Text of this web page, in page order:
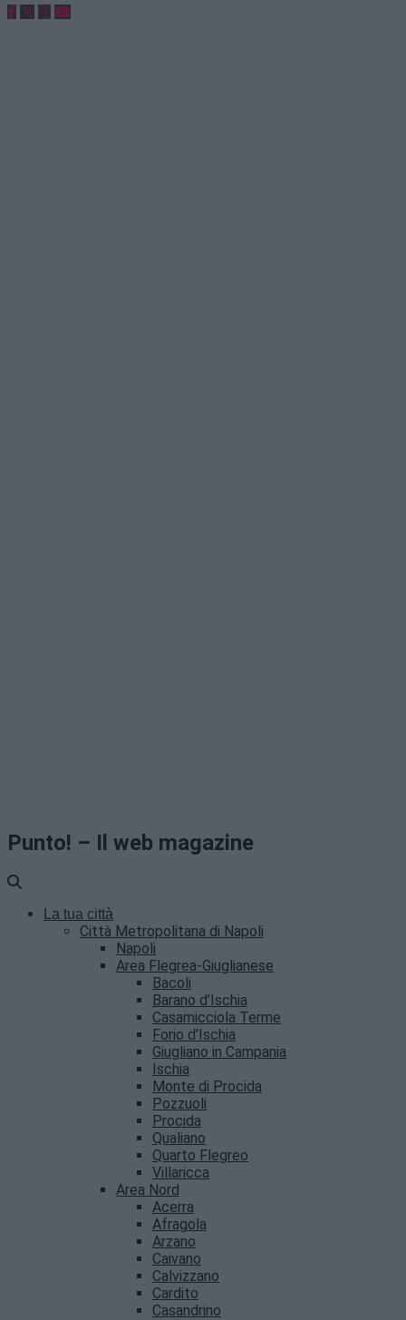
Punto! – Il web magazine
La tua città
Città Metropolitana di Napoli
Napoli
Area Flegrea-Giuglianese
Bacoli
Barano d’Ischia
Casamicciola Terme
Forio d’Ischia
Giugliano in Campania
Ischia
Monte di Procida
Pozzuoli
Procida
Qualiano
Quarto Flegreo
Villaricca
Area Nord
Acerra
Afragola
Arzano
Caivano
Calvizzano
Cardito
Casandrino